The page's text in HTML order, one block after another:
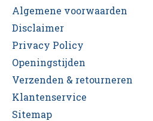
Algemene voorwaarden
Disclaimer
Privacy Policy
Openingstijden
Verzenden & retourneren
Klantenservice
Sitemap